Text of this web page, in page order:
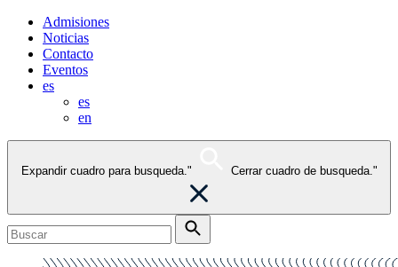
Admisiones
Noticias
Contacto
Eventos
es
es
en
Expandir cuadro para busqueda." Cerrar cuadro de busqueda."